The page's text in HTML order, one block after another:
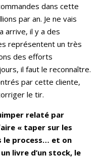
dans cette
par an. Je ne vais
arrive, il y a des
représentent un très
des efforts
il faut le reconnaître.
par cette cliente,
le tir.
relaté par
« taper sur les
le process… et on
livre d’un stock, le